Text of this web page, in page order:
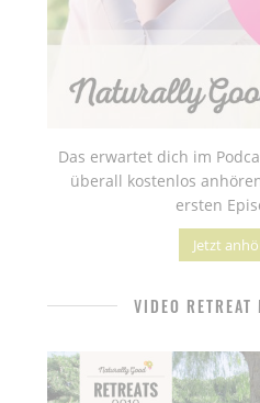
Das erwartet dich im
überall kostenlos
ersten
Jetzt
VIDEO RETREAT